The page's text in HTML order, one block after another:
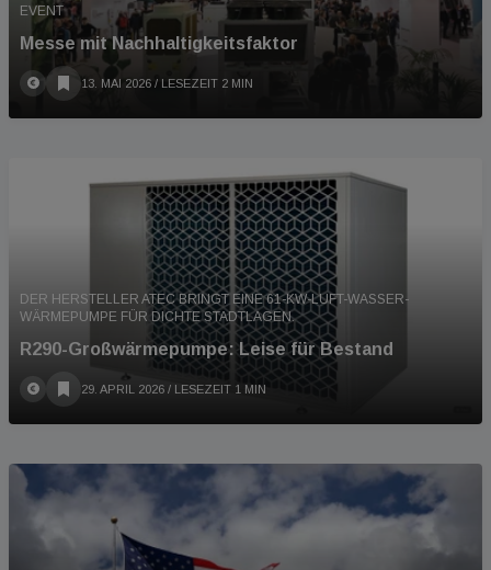
EVENT
Messe mit Nachhaltigkeitsfaktor
13. MAI 2026 / LESEZEIT 2 MIN
DER HERSTELLER ATEC BRINGT EINE 61-KW-LUFT-WASSER-
WÄRMEPUMPE FÜR DICHTE STADTLAGEN.
R290-Großwärmepumpe: Leise für Bestand
29. APRIL 2026 / LESEZEIT 1 MIN